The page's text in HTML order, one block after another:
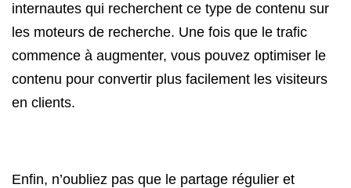
internautes qui recherchent ce type de contenu sur
les moteurs de recherche. Une fois que le trafic
commence à augmenter, vous pouvez optimiser le
contenu pour convertir plus facilement les visiteurs
en clients.
Enfin, n’oubliez pas que le partage régulier et